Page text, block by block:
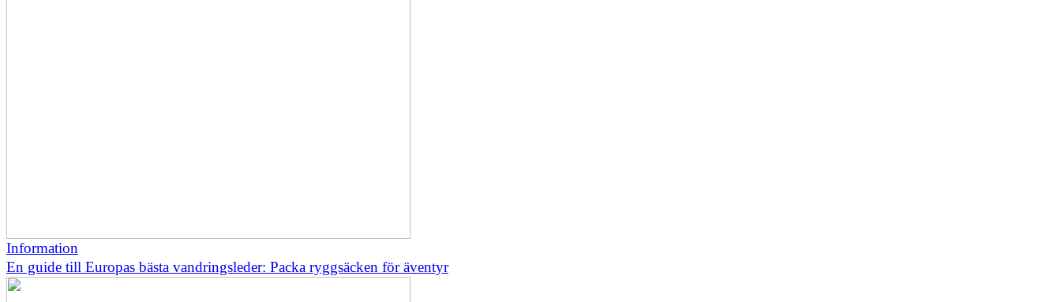
Information
En guide till Europas bästa vandringsleder: Packa ryggsäcken för äventyr